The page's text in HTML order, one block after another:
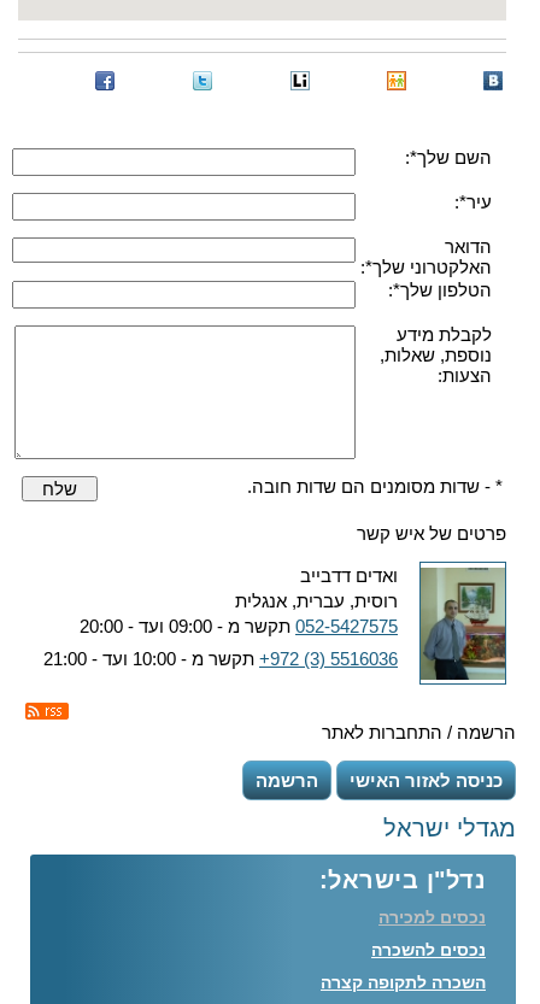
השם שלך*:
עיר*:
הדואר
האלקטרוני שלך*:
הטלפון שלך*:
לקבלת מידע
נוספת, שאלות,
הצעות:
* - שדות מסומנים הם שדות חובה. שלח
פרטים של איש קשר
ואדים דדבייב
רוסית, עברית, אנגלית
052-5427575 תקשר מ - 09:00 ועד - 20:00
+972 (3) 5516036 תקשר מ - 10:00 ועד - 21:00
הרשמה / התחברות לאתר
כניסה לאזור האישי הרשמה
מגדלי ישראל
נדל"ן בישראל:
נכסים למכירה
נכסים להשכרה
השכרה לתקופה קצרה